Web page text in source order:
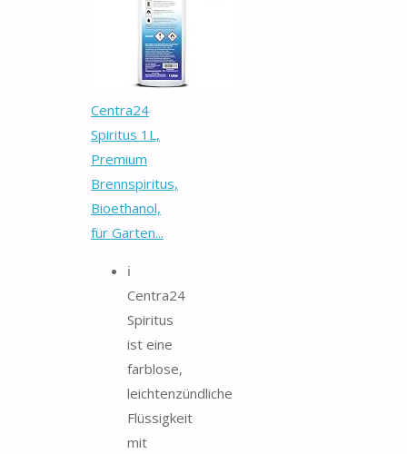
Centra24
Spiritus 1L,
Premium
Brennspiritus,
Bioethanol,
für Garten...
ℹ️
Centra24
Spiritus
ist eine
farblose,
leichtenzündliche
Flüssigkeit
mit